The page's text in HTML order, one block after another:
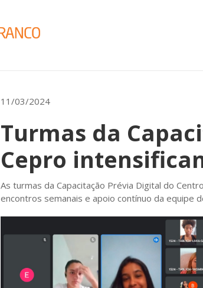
11/03/2024
Turmas da
Cepro
As turmas da Capacitação Prévia Digital do
encontros semanais e apoio contínuo da equipe